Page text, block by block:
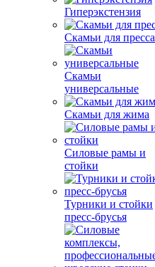
Гиперэкстензия
Скамьи для пресса
Скамьи
универсальные
Скамьи для жима
Силовые рамы и
стойки
Турники и стойки
пресс-брусья